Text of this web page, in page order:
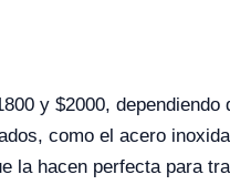
y $2000,
como el acero
hacen perfecta para